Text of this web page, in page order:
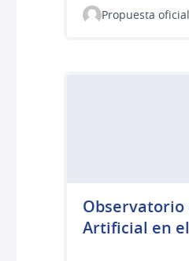
Propuesta oficial
Observatorio
Artificial en